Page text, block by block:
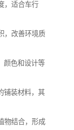
，适合车行
，改善环境质
颜色和设计等
铺装材料，其
物结合，形成